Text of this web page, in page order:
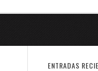
ENTRADAS